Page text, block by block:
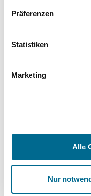
Präferenzen
Statistiken
Marketing
Alle
Nur
Gefahrenhinweise
Produkten hinterlegt
Basic
Mit dem Mercedes-